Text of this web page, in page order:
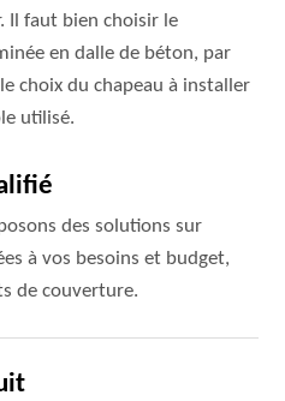
Il faut bien choisir le
en dalle de béton, par
choix du chapeau à installer
utilisé.
des solutions sur
à vos besoins et budget,
de couverture.